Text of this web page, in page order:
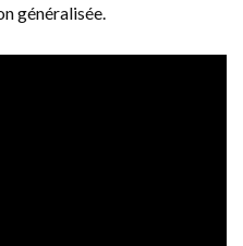
généralisée.